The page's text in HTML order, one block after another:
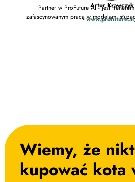
Artur Krawczyk
Partner w ProFuture AI - jest
zafascynowanym pracą w modelami
Wiemy, że
kupować kota